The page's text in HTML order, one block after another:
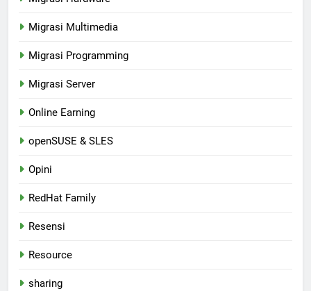
Migrasi Multimedia
Migrasi Programming
Migrasi Server
Online Earning
openSUSE & SLES
Opini
RedHat Family
Resensi
Resource
sharing